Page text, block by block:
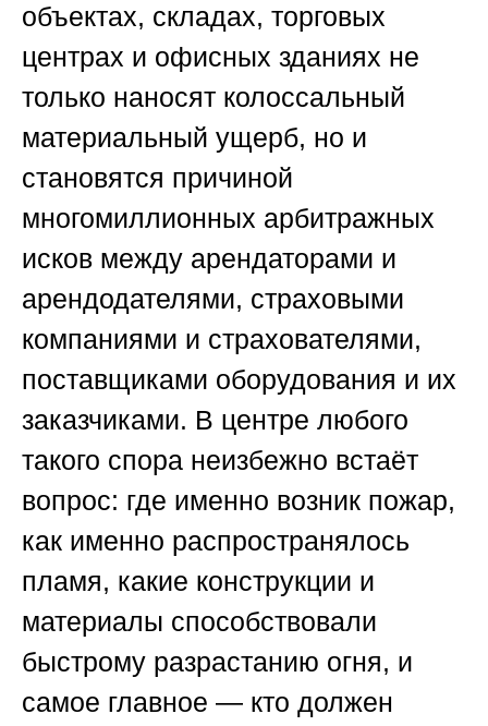
объектах, складах, торговых
центрах и офисных зданиях не
только наносят колоссальный
материальный ущерб, но и
становятся причиной
многомиллионных арбитражных
исков между арендаторами и
арендодателями, страховыми
компаниями и страхователями,
поставщиками оборудования и их
заказчиками. В центре любого
такого спора неизбежно встаёт
вопрос: где именно возник пожар,
как именно распространялось
пламя, какие конструкции и
материалы способствовали
быстрому разрастанию огня, и
самое главное — кто должен